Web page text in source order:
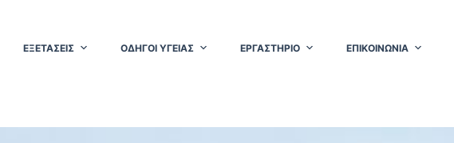
ΕΞΕΤΑΣΕΙΣ ΟΔΗΓΟΙ ΥΓΕΙΑΣ ΕΡΓΑΣΤΗΡΙΟ ΕΠΙΚΟΙΝΩΝΙΑ